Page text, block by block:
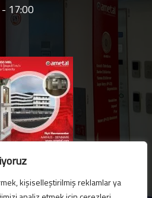
kişiselleştirilmiş reklamlar ya
17:00